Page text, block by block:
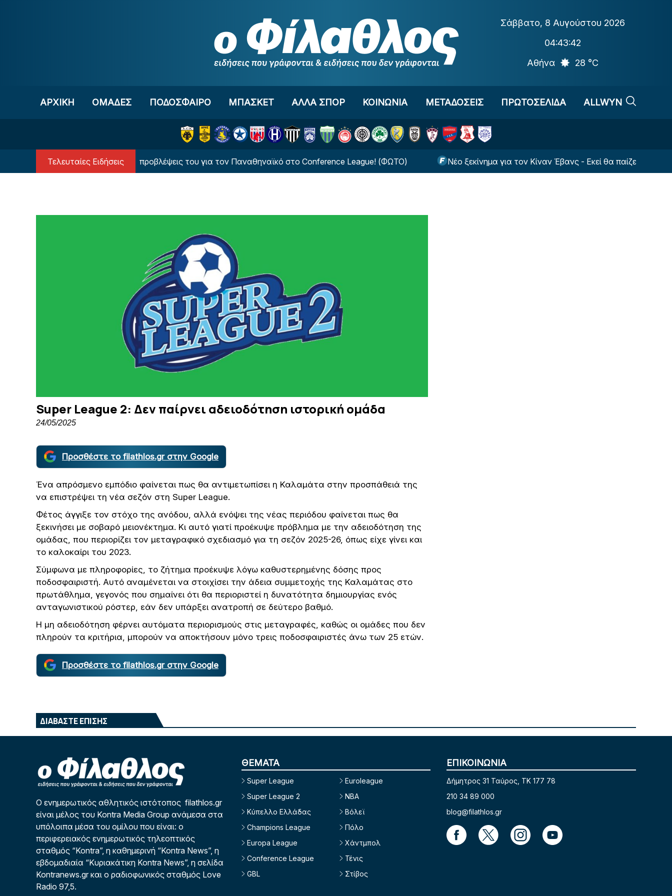
Σάββατο, 8 Αυγούστου 2026
04:43:42
Αθήνα
28 °C
ΑΡΧΙΚΗ OΜΑΔΕΣ ΠΟΔΟΣΦΑΙΡΟ ΜΠΑΣΚΕΤ ΑΛΛΑ ΣΠΟΡ ΚΟΙΝΩΝΙΑ ΜΕΤΑΔΟΣΕΙΣ ΠΡΩΤΟΣΕΛΙΔΑ ALLWYN
Τελευταίες Ειδήσεις
υπερυπολογιστής έδωσε τις προβλέψεις του για τον Παναθηναϊκό στο Conference League! (ΦΩΤΟ) Νέο ξεκίνημα για τον Κίναν Έβανς - Εκεί θα παίζει τη νέα σεζόν!
Super League 2: Δεν παίρνει αδειοδότηση ιστορική ομάδα
24/05/2025
Προσθέστε το filathlos.gr στην Google
Ένα απρόσμενο εμπόδιο φαίνεται πως θα αντιμετωπίσει η Καλαμάτα στην προσπάθειά της
να επιστρέψει τη νέα σεζόν στη Super League.
Φέτος άγγιξε τον στόχο της ανόδου, αλλά ενόψει της νέας περιόδου φαίνεται πως θα
ξεκινήσει με σοβαρό μειονέκτημα. Κι αυτό γιατί προέκυψε πρόβλημα με την αδειοδότηση της
ομάδας, που περιορίζει τον μεταγραφικό σχεδιασμό για τη σεζόν 2025-26, όπως είχε γίνει και
το καλοκαίρι του 2023.
Σύμφωνα με πληροφορίες, το ζήτημα προέκυψε λόγω καθυστερημένης δόσης προς
ποδοσφαιριστή. Αυτό αναμένεται να στοιχίσει την άδεια συμμετοχής της Καλαμάτας στο
πρωτάθλημα, γεγονός που σημαίνει ότι θα περιοριστεί η δυνατότητα δημιουργίας ενός
ανταγωνιστικού ρόστερ, εάν δεν υπάρξει ανατροπή σε δεύτερο βαθμό.
Η μη αδειοδότηση φέρνει αυτόματα περιορισμούς στις μεταγραφές, καθώς οι ομάδες που δεν
πληρούν τα κριτήρια, μπορούν να αποκτήσουν μόνο τρεις ποδοσφαιριστές άνω των 25 ετών.
Προσθέστε το filathlos.gr στην Google
ΔΙΑΒΑΣΤΕ ΕΠΙΣΗΣ
Ο ενημερωτικός αθλητικός ιστότοπος filathlos.gr
είναι μέλος του Kontra Media Group ανάμεσα στα
υπόλοιπα μέσα του ομίλου που είναι: ο
περιφερειακός ενημερωτικός τηλεοπτικός
σταθμός “Kontra”, η καθημερινή “Kontra News”, η
εβδομαδιαία “Κυριακάτικη Kontra News”, η σελίδα
Kontranews.gr και ο ραδιοφωνικός σταθμός Love
Radio 97,5.
ΘΕΜΑΤΑ
Super League
Super League 2
Κύπελλο Ελλάδας
Champions League
Europa League
Conference League
GBL
Euroleague
NBA
Βόλεϊ
Πόλο
Χάντμπολ
Τένις
Στίβος
ΕΠΙΚΟΙΝΩΝΙΑ
Δήμητρος 31 Ταύρος, TK 177 78
210 34 89 000
blog@filathlos.gr